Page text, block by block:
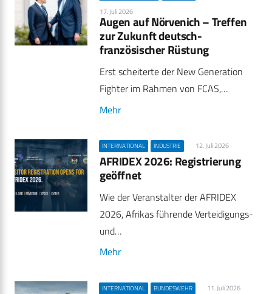
17. Juli 2026
Augen auf Nörvenich – Treffen
zur Zukunft deutsch-
französischer Rüstung
Erst scheiterte der New Generation
Fighter im Rahmen von FCAS,…
Mehr
INTERNATIONAL INDUSTRIE 12. Juli 2026
AFRIDEX 2026: Registrierung
geöffnet
Wie der Veranstalter der AFRIDEX
2026, Afrikas führende Verteidigungs-
und…
Mehr
INTERNATIONAL BUNDESWEHR 11. Juli 2026